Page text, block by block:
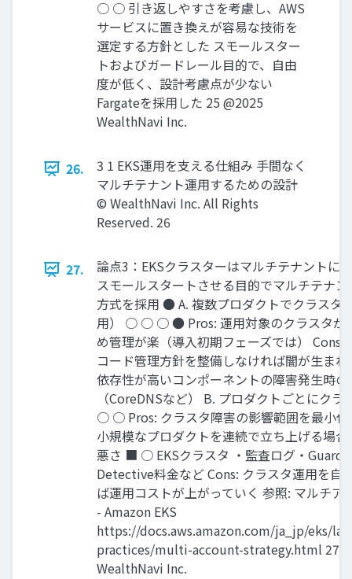
○ ○ 引き返しやすさを考慮し、AWS
サービスに置き換えが容易な技術を
選定する⽅針とした スモールスター
トおよびガードレール⽬的で、⾃由
度が低く、設計考慮点が少ない
Fargateを採⽤した 25 @2025
WealthNavi Inc.
26.
3 1 EKS運⽤を⽀える仕組み ⼿間なく
マルチテナント運⽤するための設計
© WealthNavi Inc. All Rights
Reserved. 26
27.
論点3：EKSクラスターはマルチテナントに
スモールスタートさせる⽬的でマルチテナ
⽅式を採⽤ ● A. 複数プロダクトでクラスタ
⽤） ○ ○ ○ ● Pros: 運⽤対象のクラスタが
め管理が楽（導⼊初期フェーズでは） Cons:
コード管理⽅針を整備しなければ闇が⽣まれ
依存性が⾼いコンポーネントの障害発⽣時の
（CoreDNSなど） B. プロダクトごとにクラ
○ ○ Pros: クラスタ障害の影響範囲を最⼩化
⼩規模なプロダクトを連続で⽴ち上げる場
悪さ ■ ○ EKSクラスタ ‧監査ログ
Detective料⾦など Cons: クラスタ運⽤を⾃
ば運⽤コストが上がっていく 参照: マルチア
- Amazon EKS
https://docs.aws.amazon.com/ja_jp/eks/
practices/multi-account-strategy.html 27
WealthNavi Inc.